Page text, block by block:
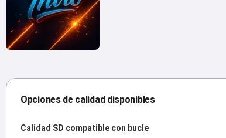
Opciones de calidad disponibles
Calidad SD compatible con bucle